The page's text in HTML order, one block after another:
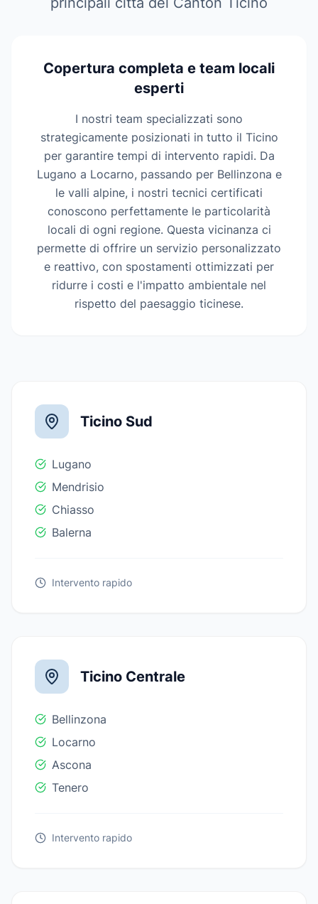
Copertura completa e team locali
esperti
I nostri team specializzati sono
strategicamente posizionati in tutto il Ticino
per garantire tempi di intervento rapidi. Da
Lugano a Locarno, passando per Bellinzona e
le valli alpine, i nostri tecnici certificati
conoscono perfettamente le particolarità
locali di ogni regione. Questa vicinanza ci
permette di offrire un servizio personalizzato
e reattivo, con spostamenti ottimizzati per
ridurre i costi e l'impatto ambientale nel
rispetto del paesaggio ticinese.
Ticino Sud
Lugano
Mendrisio
Chiasso
Balerna
Intervento rapido
Ticino Centrale
Bellinzona
Locarno
Ascona
Tenero
Intervento rapido